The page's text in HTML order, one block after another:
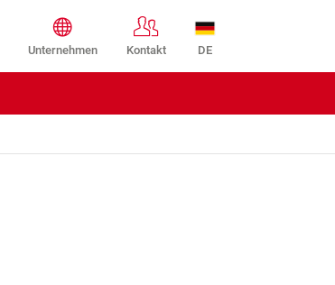
DE
Unternehmen Kontakt